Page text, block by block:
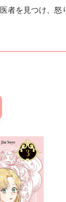
者を見つけ、怒